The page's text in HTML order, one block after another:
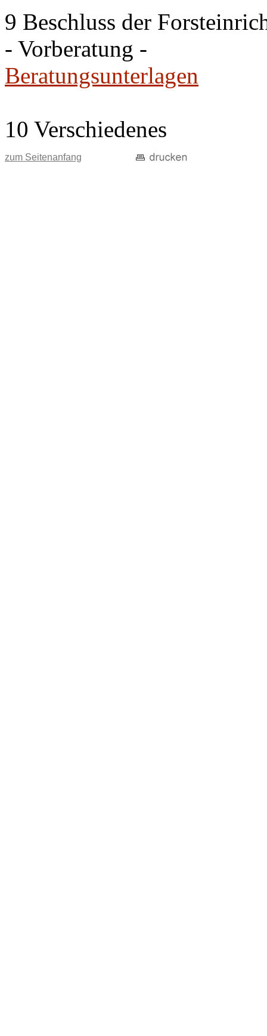
9 Beschluss der
- Vorberatung -
Beratungsunterlagen
10 Verschiedenes
zum Seitenanfang